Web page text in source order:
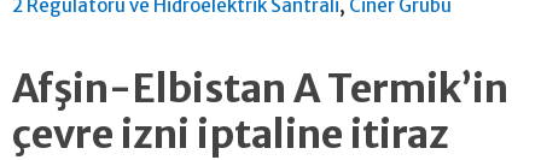
2 Regülatörü ve Hidroelektrik Santrali Ciner Grubu
Afşin-Elbistan A Termik’in
çevre izni iptaline itiraz